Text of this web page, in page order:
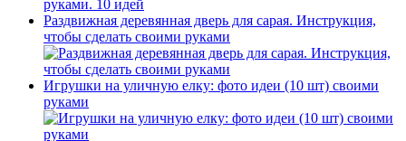
Раздвижная деревянная дверь для сарая. Инструкция,
чтобы сделать своими руками
Игрушки на уличную елку: фото идеи (10 шт) своими
руками